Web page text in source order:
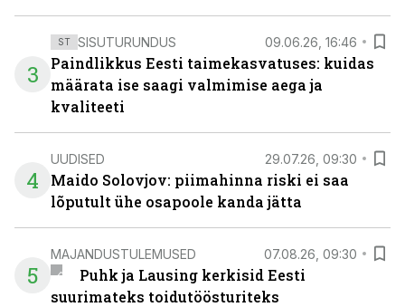
3
ST SISUTURUNDUS 09.06.26, 16:46
Paindlikkus Eesti taimekasvatuses: kuidas
määrata ise saagi valmimise aega ja
kvaliteeti
4
UUDISED 29.07.26, 09:30
Maido Solovjov: piimahinna riski ei saa
lõputult ühe osapoole kanda jätta
5
MAJANDUSTULEMUSED 07.08.26, 09:30
Puhk ja Lausing kerkisid Eesti
suurimateks toidutöösturiteks